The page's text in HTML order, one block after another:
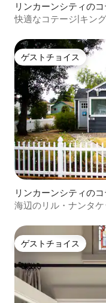
リンカーンシティの
快適なコテージ|キン
ゲストチョイス
ゲストチョイス
リンカーンシティの
海辺のリル・ナンタケ
ゲストチョイス
ゲストチョイス